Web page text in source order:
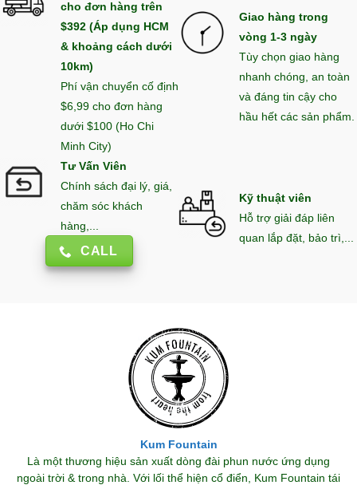
cho đơn hàng trên
$392 (Áp dụng HCM
& khoảng cách dưới
10km)
Phí vận chuyển cố định
$6,99 cho đơn hàng
dưới $100 (Ho Chi
Minh City)
Giao hàng trong
vòng 1-3 ngày
Tùy chọn giao hàng
nhanh chóng, an toàn
và đáng tin cậy cho
hầu hết các sản phẩm.
Tư Vấn Viên
Chính sách đại lý, giá,
chăm sóc khách
hàng,...
CALL
Kỹ thuật viên
Hỗ trợ giải đáp liên
quan lắp đặt, bảo trì,...
Kum Fountain
Là một thương hiệu sản xuất dòng đài phun nước ứng dụng
ngoài trời & trong nhà. Với lối thể hiện cổ điển, Kum Fountain tái